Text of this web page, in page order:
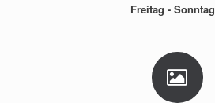
Freitag - Sonntag